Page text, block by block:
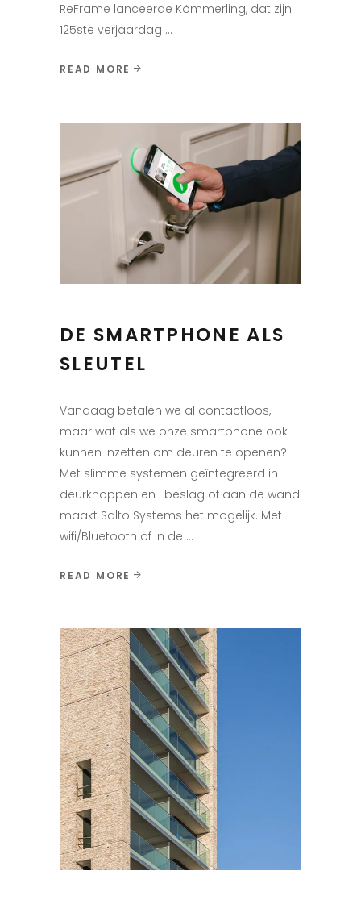
ReFrame lanceerde Kömmerling, dat zijn
125ste verjaardag
READ MORE
DE SMARTPHONE ALS
SLEUTEL
Vandaag betalen we al contactloos,
maar wat als we onze smartphone ook
kunnen inzetten om deuren te openen?
Met slimme systemen geïntegreerd in
deurknoppen en -beslag of aan de wand
maakt Salto Systems het mogelijk. Met
wifi/Bluetooth of in de
READ MORE